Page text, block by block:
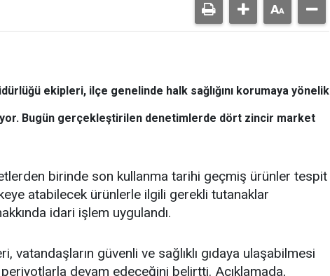
ekipleri, ilçe genelinde halk sağlığını korumaya yönelik
Bugün gerçekleştirilen denetimlerde dört zincir market
birinde son kullanma tarihi geçmiş ürünler tespit
atabilecek ürünlerle ilgili gerekli tutanaklar
idari işlem uygulandı.
vatandaşların güvenli ve sağlıklı gıdaya ulaşabilmesi
devam edeceğini belirtti. Açıklamada,